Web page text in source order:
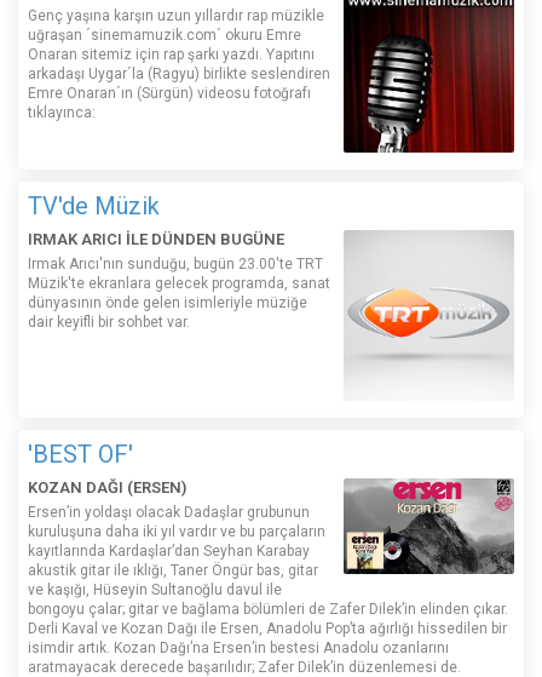
Genç yaşına karşın uzun yıllardır rap müzikle
uğraşan ´sinemamuzik.com´ okuru Emre
Onaran sitemiz için rap şarkı yazdı. Yapıtını
arkadaşı Uygar´la (Ragyu) birlikte seslendiren
Emre Onaran´ın (Sürgün) videosu fotoğrafı
tıklayınca:
TV'de Müzik
IRMAK ARICI İLE DÜNDEN BUGÜNE
Irmak Arıcı'nın sunduğu, bugün 23.00'te TRT
Müzik'te ekranlara gelecek programda, sanat
dünyasının önde gelen isimleriyle müziğe
dair keyifli bir sohbet var.
'BEST OF'
KOZAN DAĞI (ERSEN)
Ersen’in yoldaşı olacak Dadaşlar grubunun
kuruluşuna daha iki yıl vardır ve bu parçaların
kayıtlarında Kardaşlar’dan Seyhan Karabay
akustik gitar ile ıklığı, Taner Öngür bas, gitar
ve kaşığı, Hüseyin Sultanoğlu davul ile
bongoyu çalar; gitar ve bağlama bölümleri de Zafer Dilek’in elinden çıkar.
Derli Kaval ve Kozan Dağı ile Ersen, Anadolu Pop’ta ağırlığı hissedilen bir
isimdir artık. Kozan Dağı’na Ersen’in bestesi Anadolu ozanlarını
aratmayacak derecede başarılıdır; Zafer Dilek’in düzenlemesi de.